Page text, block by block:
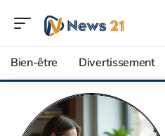
Bien-être Divertissement